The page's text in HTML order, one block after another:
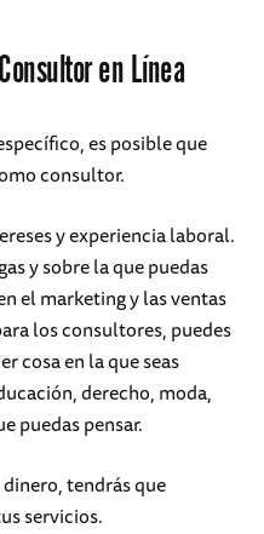
en Línea
es posible que
consultor.
y experiencia laboral.
y sobre la que puedas
el marketing y las ventas
los consultores, puedes
cosa en la que seas
derecho, moda,
puedas pensar.
tendrás que
servicios.